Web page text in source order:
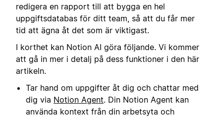
redigera en rapport till att bygga en hel
uppgiftsdatabas för ditt team, så att du får mer
tid att ägna åt det som är viktigast.
I korthet kan Notion AI göra följande. Vi kommer
att gå in mer i detalj på dess funktioner i den här
artikeln.
Tar hand om uppgifter åt dig och chattar med
dig via Notion Agent. Din Notion Agent kan
använda kontext från din arbetsyta och